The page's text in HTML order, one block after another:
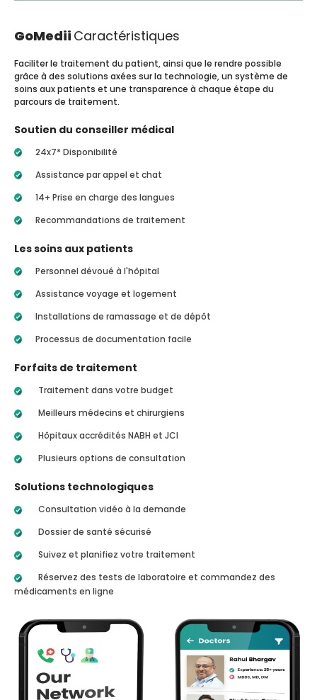
GoMedii Caractéristiques
Faciliter le traitement du patient, ainsi que le rendre possible
grâce à des solutions axées sur la technologie, un système de
soins aux patients et une transparence à chaque étape du
parcours de traitement.
Soutien du conseiller médical
24x7* Disponibilité
Assistance par appel et chat
14+ Prise en charge des langues
Recommandations de traitement
Les soins aux patients
Personnel dévoué à l'hôpital
Assistance voyage et logement
Installations de ramassage et de dépôt
Processus de documentation facile
Forfaits de traitement
Traitement dans votre budget
Meilleurs médecins et chirurgiens
Hôpitaux accrédités NABH et JCI
Plusieurs options de consultation
Solutions technologiques
Consultation vidéo à la demande
Dossier de santé sécurisé
Suivez et planifiez votre traitement
Réservez des tests de laboratoire et commandez des
médicaments en ligne